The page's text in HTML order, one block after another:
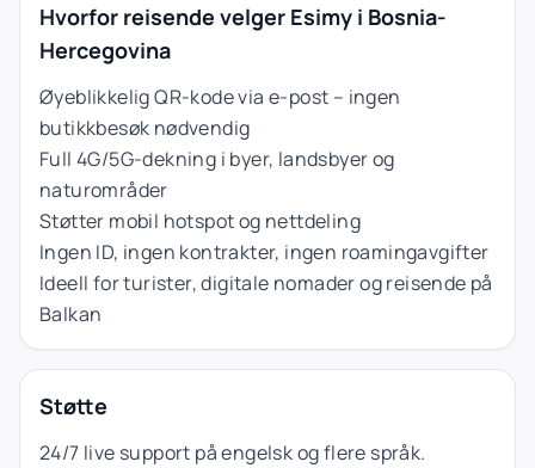
Hvorfor reisende velger Esimy i Bosnia-
Hercegovina
Øyeblikkelig QR-kode via e-post – ingen
butikkbesøk nødvendig
Full 4G/5G-dekning i byer, landsbyer og
naturområder
Støtter mobil hotspot og nettdeling
Ingen ID, ingen kontrakter, ingen roamingavgifter
Ideell for turister, digitale nomader og reisende på
Balkan
Støtte
24/7 live support på engelsk og flere språk.